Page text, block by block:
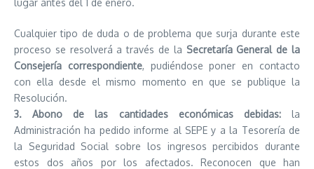
lugar antes del 1 de enero.
Cualquier tipo de duda o de problema que surja durante este
proceso se resolverá a través de la Secretaría General de la
Consejería correspondiente, pudiéndose poner en contacto
con ella desde el mismo momento en que se publique la
Resolución.
3. Abono de las cantidades económicas debidas:la
Administración ha pedido informe al SEPE y a la Tesorería de
la Seguridad Social sobre los ingresos percibidos durante
estos dos años por los afectados. Reconocen que han